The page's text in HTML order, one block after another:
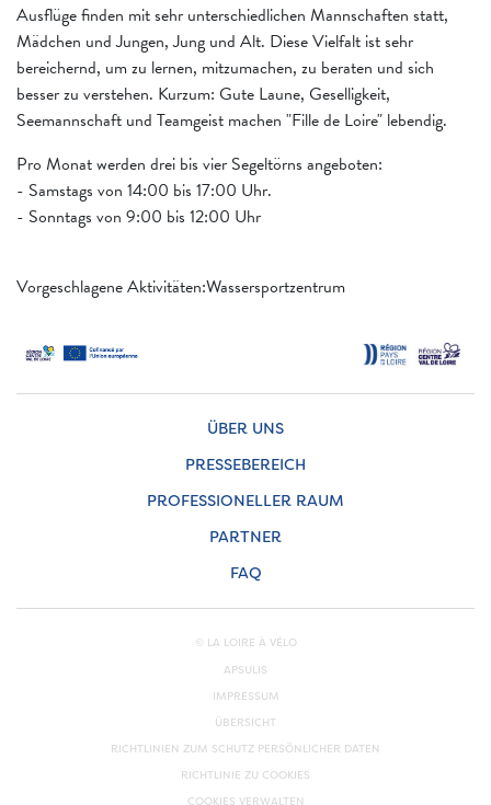
Ausflüge finden mit sehr unterschiedlichen Mannschaften statt,
Mädchen und Jungen, Jung und Alt. Diese Vielfalt ist sehr
bereichernd, um zu lernen, mitzumachen, zu beraten und sich
besser zu verstehen. Kurzum: Gute Laune, Geselligkeit,
Seemannschaft und Teamgeist machen "Fille de Loire" lebendig.
Pro Monat werden drei bis vier Segeltörns angeboten:
- Samstags von 14:00 bis 17:00 Uhr.
- Sonntags von 9:00 bis 12:00 Uhr
Vorgeschlagene Aktivitäten:Wassersportzentrum
ÜBER UNS
PRESSEBEREICH
PROFESSIONELLER RAUM
PARTNER
FAQ
© LA LOIRE À VÉLO
APSULIS
IMPRESSUM
ÜBERSICHT
RICHTLINIEN ZUM SCHUTZ PERSÖNLICHER DATEN
RICHTLINIE ZU COOKIES
COOKIES VERWALTEN